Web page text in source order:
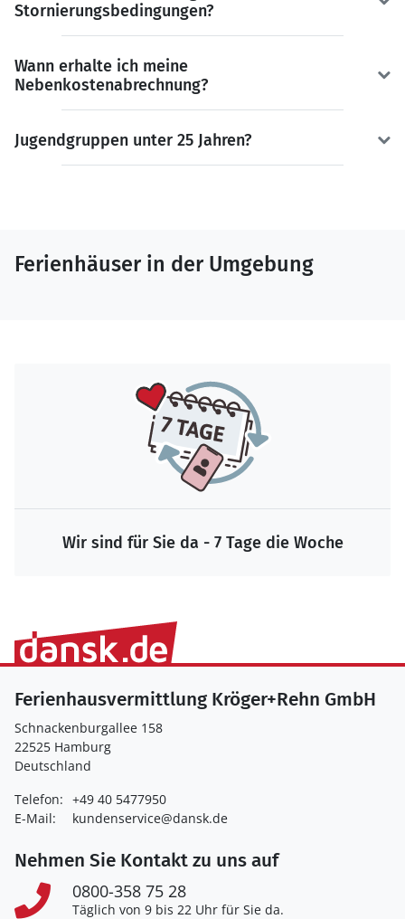
Stornierungsbedingungen?
Wann erhalte ich meine
Nebenkostenabrechnung?
Jugendgruppen unter 25 Jahren?
Ferienhäuser in der Umgebung
Wir sind für Sie da - 7 Tage die Woche
Ferienhausvermittlung Kröger+Rehn GmbH
Schnackenburgallee 158
22525 Hamburg
Deutschland
Telefon: +49 40 5477950
E-Mail:
kundenservice@dansk.de
Nehmen Sie Kontakt zu uns auf
0800-358 75 28
Täglich von 9 bis 22 Uhr für Sie da.